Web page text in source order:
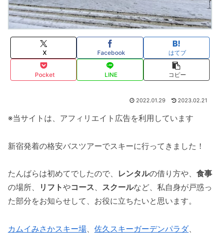
X Facebook はてブ
Pocket LINE コピー
2022.01.29 2023.02.21
※当サイトは、アフィリエイト広告を利用しています
新宿発着の格安バスツアーでスキーに行ってきました！
たんばらは初めてでしたので、 レンタルの借り方や、 食事
の場所、
リフトやコース、 スクールなど、私自身が戸惑っ
た部分をお知らせして、お役に立ちたいと思います。
カムイみさかスキー場、 佐久スキーガーデンパラダ、